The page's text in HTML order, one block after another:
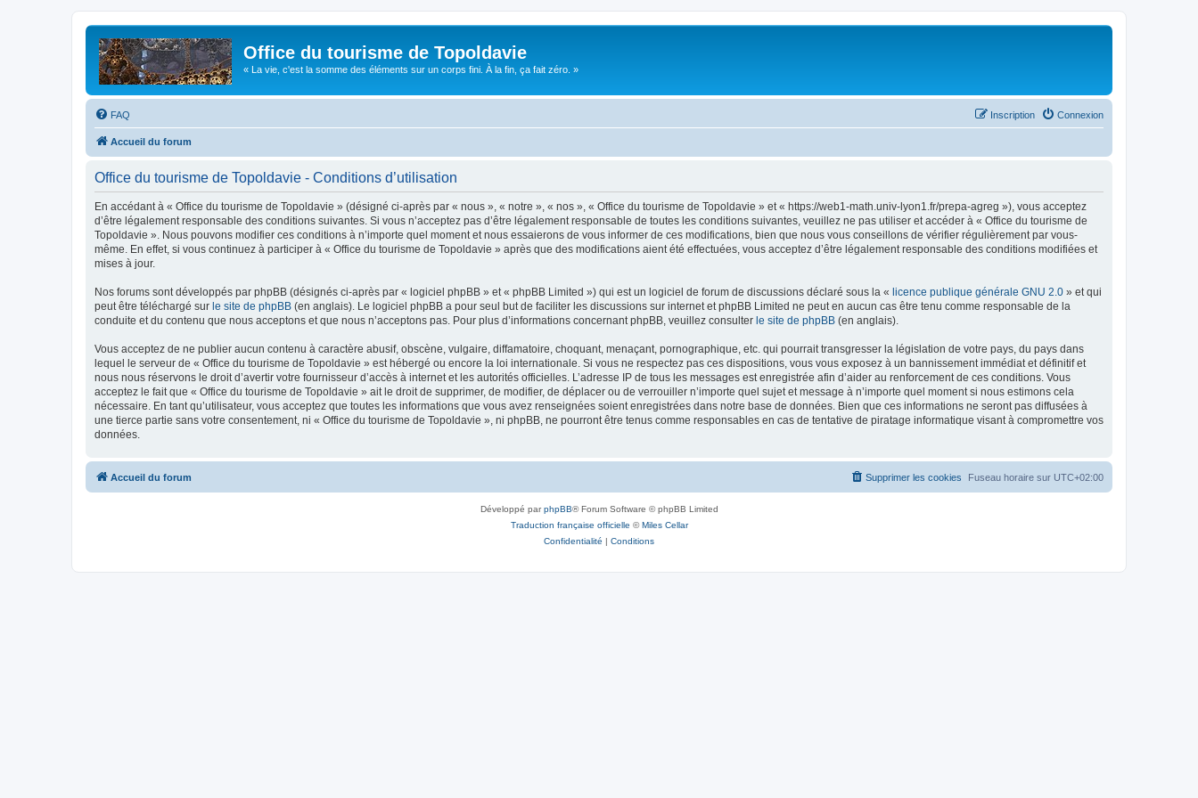
Office du tourisme de Topoldavie
« La vie, c'est la somme des éléments sur un corps fini. À la fin, ça fait zéro. »
FAQ Connexion
Inscription
Accueil du forum
Office du tourisme de Topoldavie - Conditions d’utilisation
En accédant à « Office du tourisme de Topoldavie » (désigné ci-après par « nous », « notre », « nos », « Office du tourisme de Topoldavie » et « https://web1-math.univ-lyon1.fr/prepa-agreg »), vous acceptez
d’être légalement responsable des conditions suivantes. Si vous n’acceptez pas d’être légalement responsable de toutes les conditions suivantes, veuillez ne pas utiliser et accéder à « Office du tourisme de
Topoldavie ». Nous pouvons modifier ces conditions à n’importe quel moment et nous essaierons de vous informer de ces modifications, bien que nous vous conseillons de vérifier régulièrement par vous-
même. En effet, si vous continuez à participer à « Office du tourisme de Topoldavie » après que des modifications aient été effectuées, vous acceptez d’être légalement responsable des conditions modifiées et
mises à jour.
Nos forums sont développés par phpBB (désignés ci-après par « logiciel phpBB » et « phpBB Limited ») qui est un logiciel de forum de discussions déclaré sous la « licence publique générale GNU 2.0 » et qui
peut être téléchargé sur le site de phpBB (en anglais). Le logiciel phpBB a pour seul but de faciliter les discussions sur internet et phpBB Limited ne peut en aucun cas être tenu comme responsable de la
conduite et du contenu que nous acceptons et que nous n’acceptons pas. Pour plus d’informations concernant phpBB, veuillez consulter le site de phpBB (en anglais).
Vous acceptez de ne publier aucun contenu à caractère abusif, obscène, vulgaire, diffamatoire, choquant, menaçant, pornographique, etc. qui pourrait transgresser la législation de votre pays, du pays dans
lequel le serveur de « Office du tourisme de Topoldavie » est hébergé ou encore la loi internationale. Si vous ne respectez pas ces dispositions, vous vous exposez à un bannissement immédiat et définitif et
nous nous réservons le droit d’avertir votre fournisseur d’accès à internet et les autorités officielles. L’adresse IP de tous les messages est enregistrée afin d’aider au renforcement de ces conditions. Vous
acceptez le fait que « Office du tourisme de Topoldavie » ait le droit de supprimer, de modifier, de déplacer ou de verrouiller n’importe quel sujet et message à n’importe quel moment si nous estimons cela
nécessaire. En tant qu’utilisateur, vous acceptez que toutes les informations que vous avez renseignées soient enregistrées dans notre base de données. Bien que ces informations ne seront pas diffusées à
une tierce partie sans votre consentement, ni « Office du tourisme de Topoldavie », ni phpBB, ne pourront être tenus comme responsables en cas de tentative de piratage informatique visant à compromettre vos
données.
Accueil du forum Fuseau horaire sur UTC+02:00
Supprimer les cookies
Développé parphpBB® Forum Software © phpBB Limited
Traduction française officielle ©Miles Cellar
Confidentialité | Conditions